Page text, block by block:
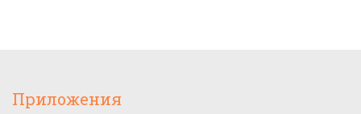
Приложения